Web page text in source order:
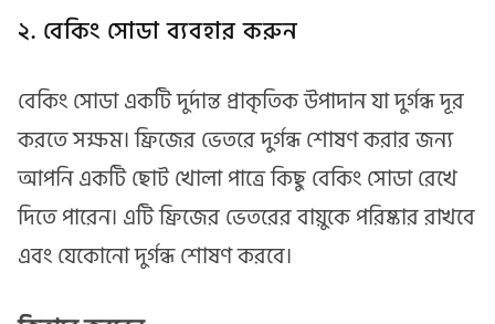
২. বেকিং সোডা ব্যবহার করুন
বেকিং সোডা একটি দুর্দান্ত প্রাকৃতিক উপাদান যা দুর্গন্ধ দূর
করতে সক্ষম। ফ্রিজের ভেতরে দুর্গন্ধ শোষণ করার জন্য
আপনি একটি ছোট খোলা পাত্রে কিছু বেকিং সোডা রেখে
দিতে পারেন। এটি ফ্রিজের ভেতরের বায়ুকে পরিষ্কার রাখবে
এবং যেকোনো দুর্গন্ধ শোষণ করবে।